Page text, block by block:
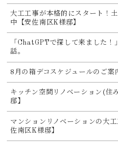
大工工事が本格的にスタート！
中【安佐南区K様邸】
「ChatGPTで探して来ました！
話。
8月の箱デコスケジュールのご案
キッチン空間リノベーション(住
邸】
マンションリノベーションの大
佐南区K様邸】